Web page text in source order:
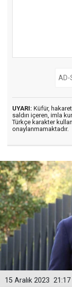
UYARI: Küfür,
saldırı içeren, imla
Türkçe karakter
onaylanmamaktadır.
21:17
15 Aralık 2023